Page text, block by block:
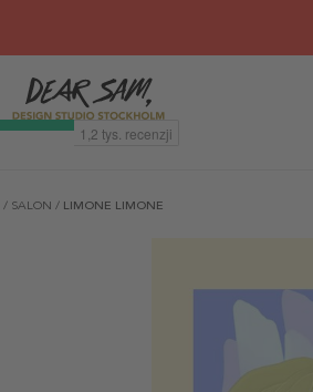
/ SALON / LIMONE LIMONE